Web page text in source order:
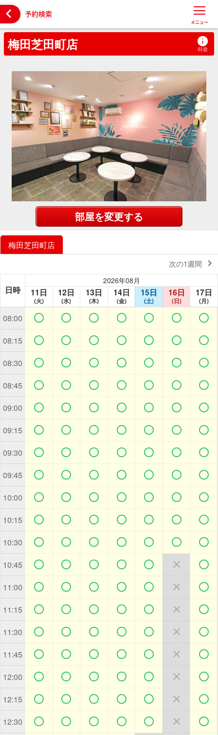
 予約検索
メニュー
梅田芝田町店
部屋を変更する
梅田芝田町店
次の1週間 
日時
2026年08月
11日
(火)
12日
(水)
13日
(木)
14日
(金)
15日
(土)
16日
(日)
17日
(月)
08:00       
08:15       
08:30       
08:45       
09:00       
09:15       
09:30       
09:45       
10:00       
10:15       
10:30       
10:45       
11:00       
11:15       
11:30       
11:45       
12:00       
12:15       
12:30       